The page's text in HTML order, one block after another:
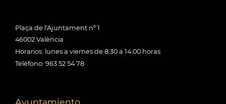
Plaça de l'Ajuntament nº 1
46002 València
Horarios: lunes a viernes de 8:30 a 14:00 horas
Teléfono: 963 52 54 78
Ayuntamiento